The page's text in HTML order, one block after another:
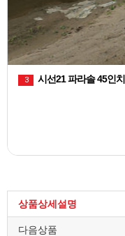
1 천류 레자 피싱백 민
상품상세설명
다음상품